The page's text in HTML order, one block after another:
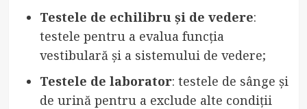
Testele de echilibru și de vedere:
testele pentru a evalua funcția
vestibulară și a sistemului de vedere;
Testele de laborator: testele de sânge și
de urină pentru a exclude alte condiții